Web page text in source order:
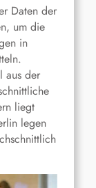
Daten der
um die
in
aus der
liegt
legen